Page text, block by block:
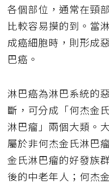
各個部位，通常在頸
比較容易摸的到。當
成癌細胞時，則形成
巴癌。
淋巴癌為淋巴系統的
斷，可分成「何杰金
淋巴瘤」兩個大類。
屬於非何杰金氏淋巴
金氏淋巴瘤的好發族
後的中老年人；何杰